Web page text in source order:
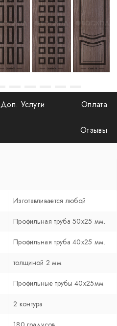
Доп. Услуги Оплата
Отзывы
Изготавливается любой
Профильная труба 50х25 мм.
Профильная труба 40х25 мм.
толщиной 2 мм.
Профильные трубы 40х25мм
2 контура